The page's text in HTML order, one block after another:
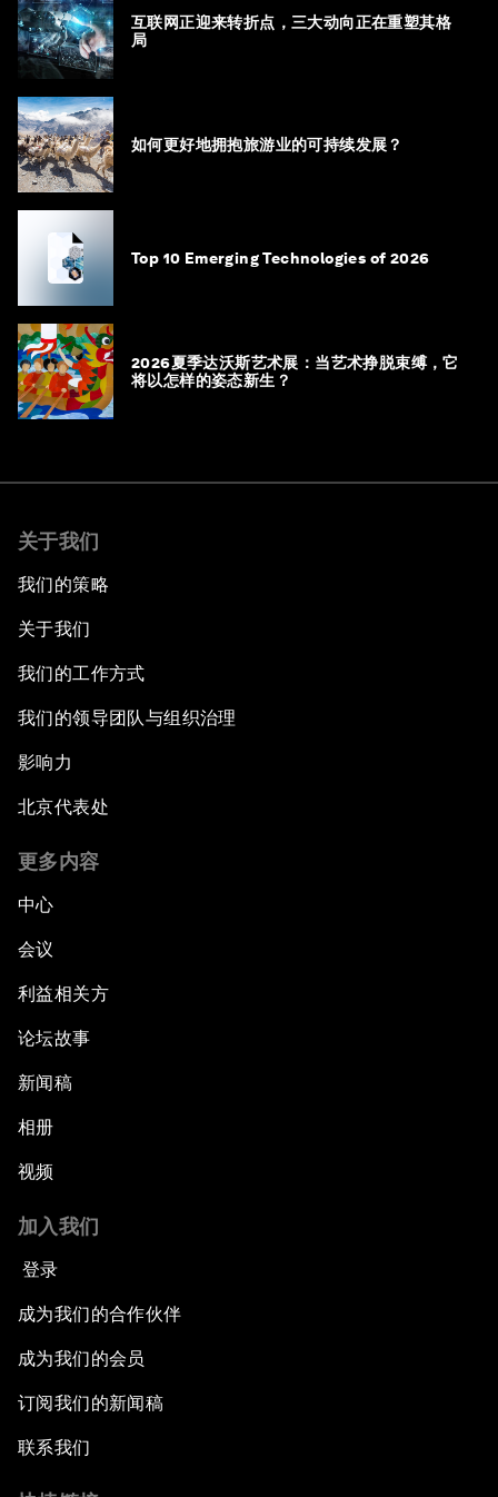
互联网正迎来转折点，三大动向正在重塑其格
局
如何更好地拥抱旅游业的可持续发展？
Top 10 Emerging Technologies of 2026
2026夏季达沃斯艺术展：当艺术挣脱束缚，它
将以怎样的姿态新生？
关于我们
我们的策略
关于我们
我们的工作方式
我们的领导团队与组织治理
影响力
北京代表处
更多内容
中心
会议
利益相关方
论坛故事
新闻稿
相册
视频
加入我们
登录
成为我们的合作伙伴
成为我们的会员
订阅我们的新闻稿
联系我们